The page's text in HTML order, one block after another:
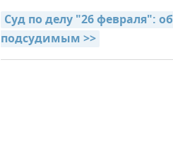
Суд по делу "26 февраля":
подсудимым >>